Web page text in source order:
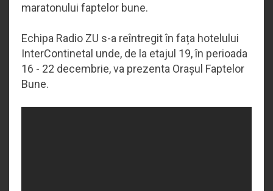
maratonului faptelor bune.
Echipa Radio ZU s-a reîntregit în fața hotelului
InterContinetal unde, de la etajul 19, în perioada
16 - 22 decembrie, va prezenta Orașul Faptelor
Bune.